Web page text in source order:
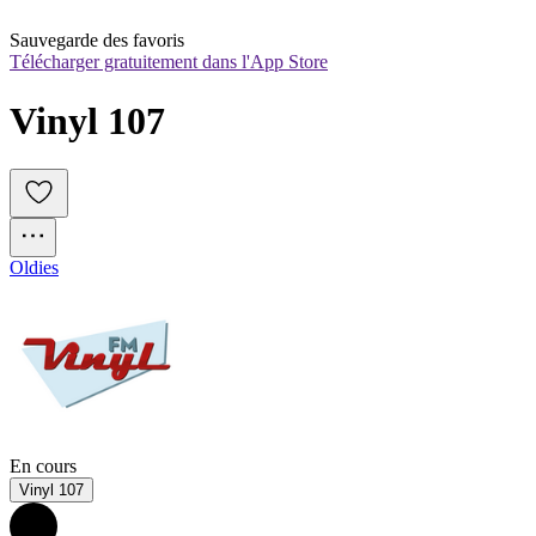
Sauvegarde des favoris
Télécharger gratuitement dans l'App Store
Vinyl 107
Oldies
En cours
Vinyl 107